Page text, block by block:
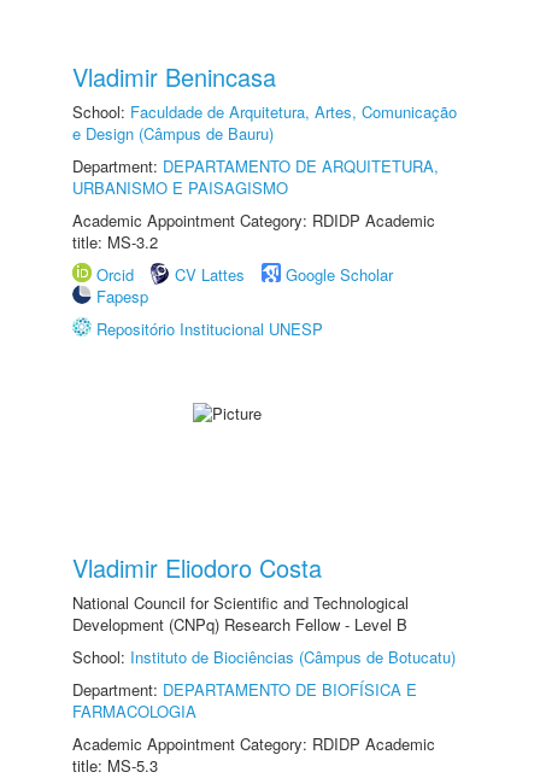
Vladimir Benincasa
School: Faculdade de Arquitetura, Artes, Comunicação
e Design (Câmpus de Bauru)
Department: DEPARTAMENTO DE ARQUITETURA,
URBANISMO E PAISAGISMO
Academic Appointment Category: RDIDP Academic
title: MS-3.2
Orcid
CV Lattes
Google Scholar
Fapesp
Repositório Institucional UNESP
Vladimir Eliodoro Costa
National Council for Scientific and Technological
Development (CNPq) Research Fellow - Level B
School: Instituto de Biociências (Câmpus de Botucatu)
Department: DEPARTAMENTO DE BIOFÍSICA E
FARMACOLOGIA
Academic Appointment Category: RDIDP Academic
title: MS-5.3